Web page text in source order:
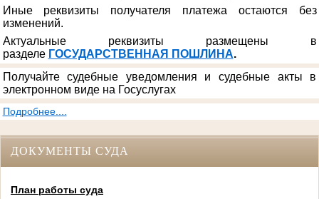
Иные реквизиты получателя платежа остаются без
изменений.
Актуальные реквизиты размещены в
разделе ГОСУДАРСТВЕННАЯ ПОШЛИНА.
Получайте судебные уведомления и судебные акты в
электронном виде на Госуслугах
Подробнее....
ДОКУМЕНТЫ СУДА
План работы суда